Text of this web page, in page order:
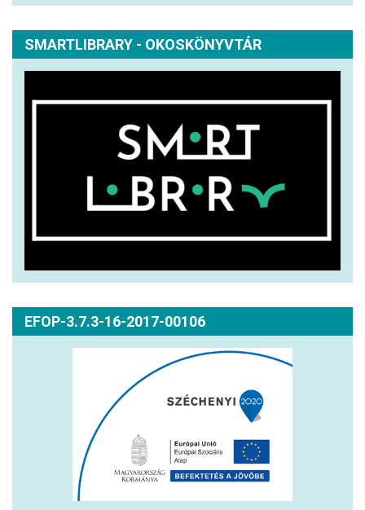
SMARTLIBRARY - OKOSKÖNYVTÁR
EFOP-3.7.3-16-2017-00106